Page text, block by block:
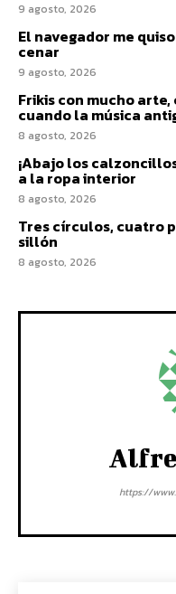
9 agosto, 2026
El navegador me
cenar
9 agosto, 2026
Frikis con mucho
cuando la música
8 agosto, 2026
¡Abajo los
a la ropa interior
8 agosto, 2026
Tres círculos, cuatro
sillón
8 agosto, 2026
https://